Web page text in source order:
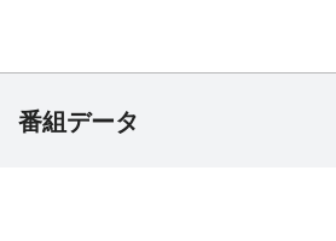
番組データ